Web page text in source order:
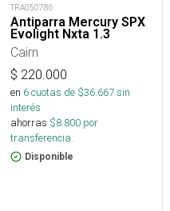
TRA050786
Antiparra Mercury SPX
Evolight Nxta 1.3
Cairn
$ 220.000
en 6cuotas de $36.667sin
interés
ahorras $8.800 por
transferencia.
Disponible